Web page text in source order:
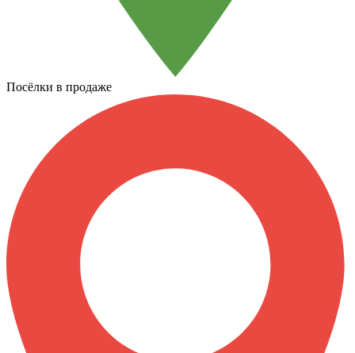
Посёлки в продаже